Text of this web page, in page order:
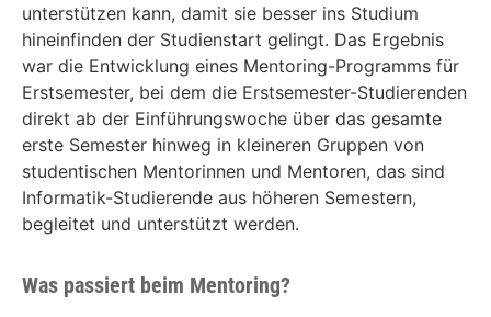
unterstützen kann, damit sie besser ins Studium
hineinfinden der Studienstart gelingt. Das Ergebnis
war die Entwicklung eines Mentoring-Programms für
Erstsemester, bei dem die Erstsemester-Studierenden
direkt ab der Einführungswoche über das gesamte
erste Semester hinweg in kleineren Gruppen von
studentischen Mentorinnen und Mentoren, das sind
Informatik-Studierende aus höheren Semestern,
begleitet und unterstützt werden.
Was passiert beim Mentoring?